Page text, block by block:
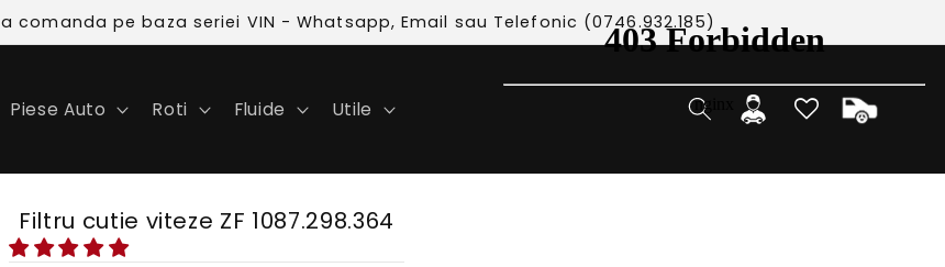
pe baza seriei VIN - Whatsapp, Email sau Telefonic (0746.932.185)
Piese Auto Roti Fluide Utile Autentificare Cos
Filtru cutie viteze ZF 1087.298.364